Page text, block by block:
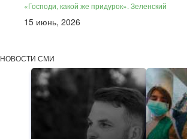
«Господи, какой же придурок». Зеленский
15 июнь, 2026
НОВОСТИ СМИ